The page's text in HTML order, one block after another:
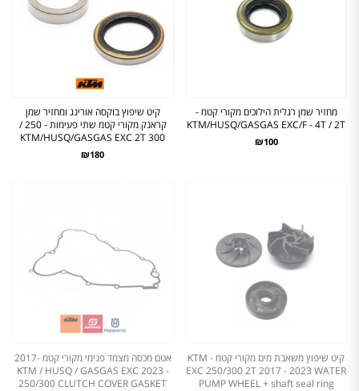
מחזיר שמן רגלית הילוכים מקורי קטמ -
KTM/HUSQ/GASGAS EXC/F - 4T / 2T
₪100
קיט שיפוץ בוקסה אורינג ומחזיר שמן
קראנק מקורי קטמ שתי פעימות - 250 /
300 KTM/HUSQ/GASGAS EXC 2T
₪180
קיט שיפוץ משאבת מים מקורי קטמ - KTM
EXC 250/300 2T 2017 - 2023 WATER
PUMP WHEEL + shaft seal ring
אטם מכסה מצמד פנימי מקורי קטמ -2017
- 2023 KTM / HUSQ / GASGAS EXC
250/300 CLUTCH COVER GASKET